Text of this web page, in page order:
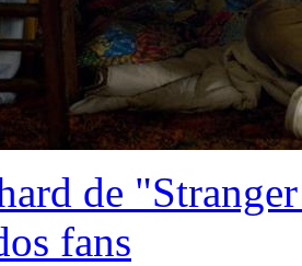
de
fans